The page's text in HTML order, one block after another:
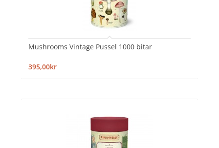
Mushrooms Vintage Pussel 1000 bitar
395,00kr